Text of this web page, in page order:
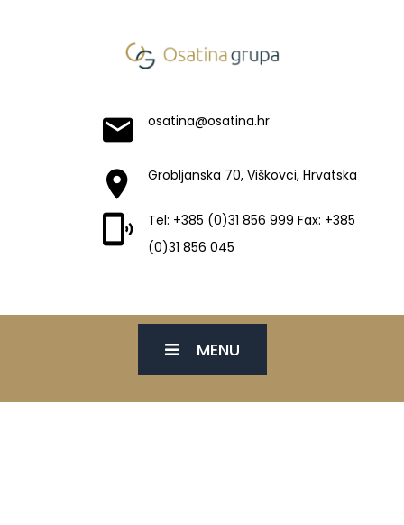
osatina@osatina.hr
Grobljanska 70, Viškovci, Hrvatska
Tel: +385 (0)31 856 999 Fax: +385
(0)31 856 045
MENU